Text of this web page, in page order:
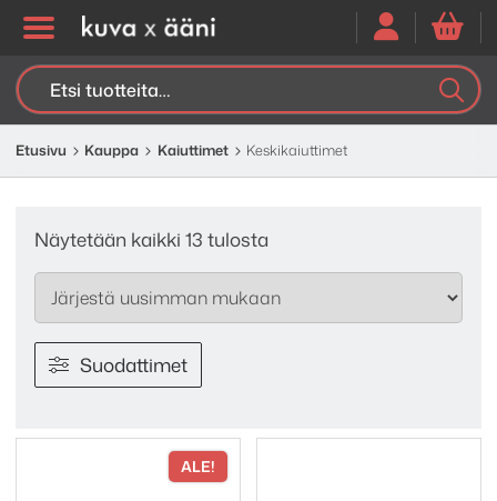
Etsi:
Etusivu Kauppa Kaiuttimet Keskikaiuttimet
Näytetään kaikki 13 tulosta
by
latest
Suodattimet
ALE!